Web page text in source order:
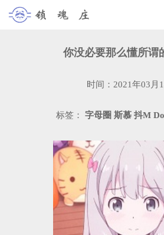
你没必要那么懂所谓
时间：2021年03月
标签： 字母圈 斯慕 抖M